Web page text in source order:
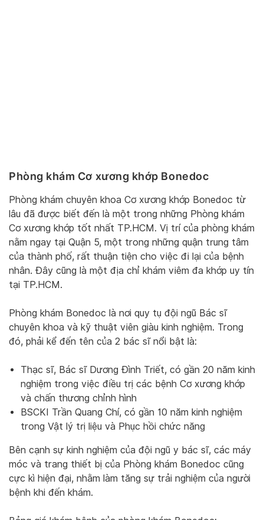
Phòng khám Cơ xương khớp Bonedoc
Phòng khám chuyên khoa Cơ xương khớp Bonedoc từ
lâu đã được biết đến là một trong những Phòng khám
Cơ xương khớp tốt nhất TP.HCM. Vị trí của phòng khám
nằm ngay tại Quận 5, một trong những quận trung tâm
của thành phố, rất thuận tiện cho việc đi lại của bệnh
nhân. Đây cũng là một địa chỉ khám viêm đa khớp uy tín
tại TP.HCM.
Phòng khám Bonedoc là nơi quy tụ đội ngũ Bác sĩ
chuyên khoa và kỹ thuật viên giàu kinh nghiệm. Trong
đó, phải kể đến tên của 2 bác sĩ nổi bật là:
Thạc sĩ, Bác sĩ Dương Đình Triết, có gần 20 năm kinh
nghiệm trong việc điều trị các bệnh Cơ xương khớp
và chấn thương chỉnh hình
BSCKI Trần Quang Chí, có gần 10 năm kinh nghiệm
trong Vật lý trị liệu và Phục hồi chức năng
Bên cạnh sự kinh nghiệm của đội ngũ y bác sĩ, các máy
móc và trang thiết bị của Phòng khám Bonedoc cũng
cực kì hiện đại, nhằm làm tăng sự trải nghiệm của người
bệnh khi đến khám.